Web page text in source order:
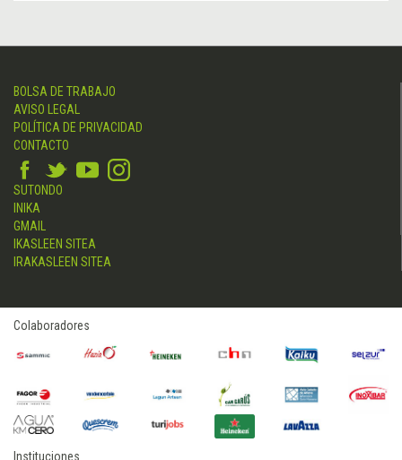
BOLSA DE TRABAJO
AVISO LEGAL
POLÍTICA DE PRIVACIDAD
CONTACTO
SUTONDO
INIKA
GMAIL
IKASLEEN SITEA
IRAKASLEEN SITEA
Colaboradores
Instituciones